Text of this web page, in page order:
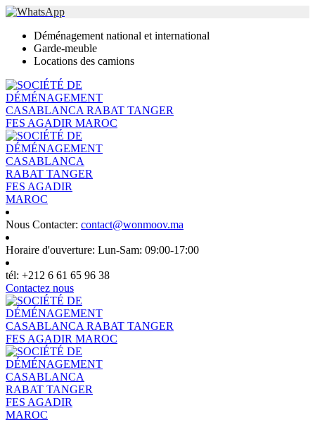
Déménagement national et international
Garde-meuble
Locations des camions
Nous Contacter: contact@wonmoov.ma
Horaire d'ouverture: Lun-Sam: 09:00-17:00
tél: +212 6 61 65 96 38
Contactez nous